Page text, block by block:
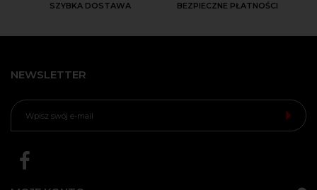
SZYBKA DOSTAWA BEZPIECZNE PŁATNOŚCI
NEWSLETTER